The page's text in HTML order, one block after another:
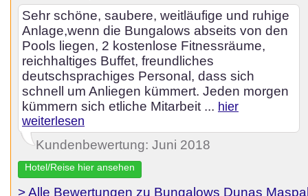
Sehr schöne, saubere, weitläufige und ruhige
Anlage,wenn die Bungalows abseits von den
Pools liegen, 2 kostenlose Fitnessräume,
reichhaltiges Buffet, freundliches
deutschsprachiges Personal, dass sich
schnell um Anliegen kümmert. Jeden morgen
kümmern sich etliche Mitarbeit ... hier
weiterlesen
Kundenbewertung: Juni 2018
Hotel/Reise hier ansehen
> Alle Bewertungen zu Bungalows Dunas